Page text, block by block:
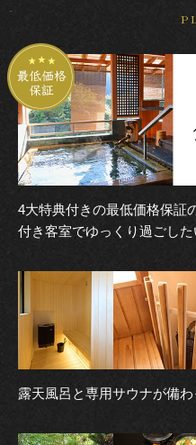
4大特典付きの最低価格保証
付き客室でゆっくり過ごした
露天風呂と専用サウナが備